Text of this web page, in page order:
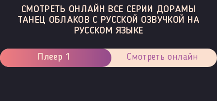
СМОТРЕТЬ ОНЛАЙН ВСЕ СЕРИИ ДОРАМЫ
ТАНЕЦ ОБЛАКОВ С РУССКОЙ ОЗВУЧКОЙ НА
РУССКОМ ЯЗЫКЕ
Плеер 1 Смотреть онлайн